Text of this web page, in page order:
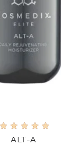
ALT-A